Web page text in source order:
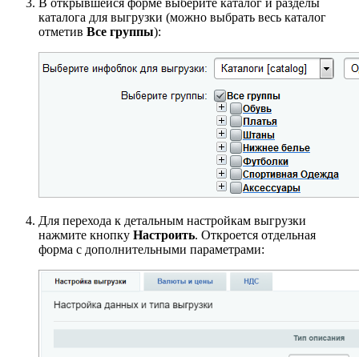
В открывшейся форме выберите каталог и разделы
каталога для выгрузки (можно выбрать весь каталог
отметив Все группы):
Для перехода к детальным настройкам выгрузки
нажмите кнопку Настроить. Откроется отдельная
форма с дополнительными параметрами: